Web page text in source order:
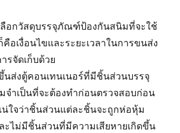
ลือกวัสดุบรรจุภัณฑ์ป้องกันสนิมที่จะใช้
อเงื่อนไขและระยะเวลาในการขนส่ง
รจัดเก็บด้วย
นส่งตู้คอนเทนเนอร์ที่มีชิ้นส่วนบรรจุ
จำเป็นที่จะต้องทำก่อนตรวจสอบก่อน
น่ใจว่าชิ้นส่วนแต่ละชิ้นจะถูกห่อหุ้ม
ะไม่มีชิ้นส่วนที่มีความเสียหายเกิดขึ้น